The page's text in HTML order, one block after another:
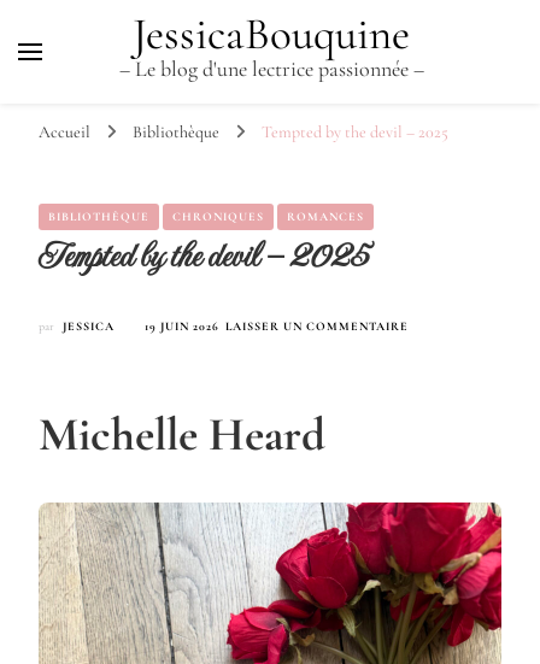
JessicaBouquine
– Le blog d'une lectrice passionnée –
Accueil Bibliothèque Tempted by the devil – 2025
BIBLIOTHÈQUE CHRONIQUES ROMANCES
Tempted by the devil – 2025
par JESSICA 19 JUIN 2026 LAISSER UN COMMENTAIRE
Michelle Heard